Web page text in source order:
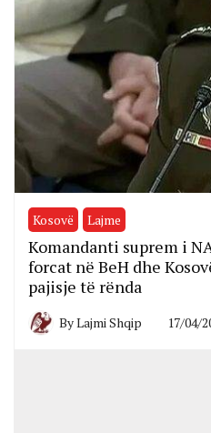
Kosovë Lajme
Komandanti suprem i
forcat në BeH dhe
pajisje të rënda
ByLajmi Shqip 17/04/